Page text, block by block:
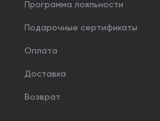
Программа лояльности
Подарочные сертификаты
Оплата
Доставка
Возврат